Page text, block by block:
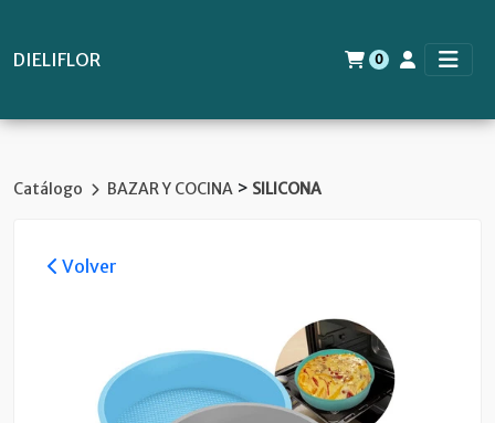
DIELIFLOR 0
Catálogo BAZAR Y COCINA > SILICONA
Volver